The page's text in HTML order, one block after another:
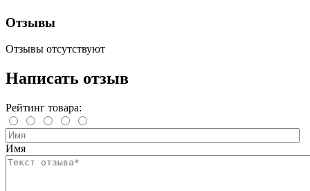
Отзывы
Отзывы отсутствуют
Написать отзыв
Рейтинг товара:
Имя